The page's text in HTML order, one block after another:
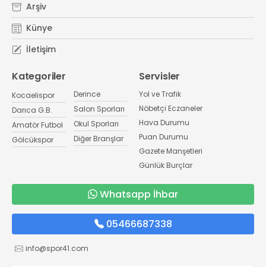
Arşiv
Künye
İletişim
Kategoriler
Kocaelispor
Darıca G.B.
Amatör Futbol
Gölcükspor
Derince
Salon Sporları
Okul Sporları
Diğer Branşlar
Servisler
Yol ve Trafik
Nöbetçi Eczaneler
Hava Durumu
Puan Durumu
Gazete Manşetleri
Günlük Burçlar
Whatsapp İhbar
05466687338
info@spor41.com